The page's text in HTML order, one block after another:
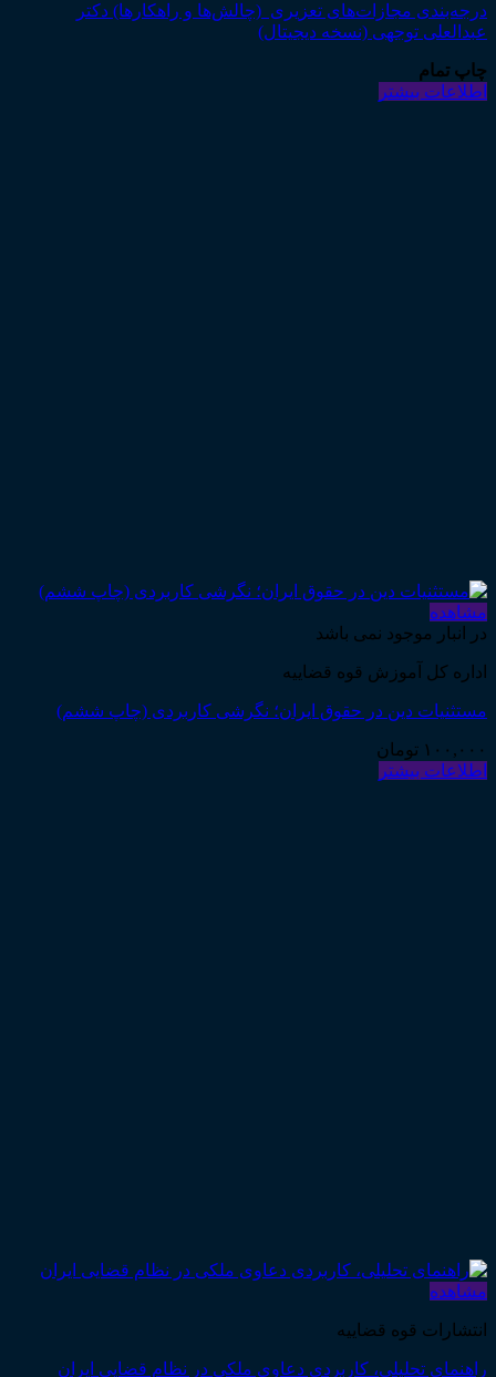
درجه‌بندی مجازات‌های تعزیری (چالش‌ها و راهکارها) دکتر
عبدالعلی توجهی (نسخه دیجیتال)
چاپ تمام
اطلاعات بیشتر
مشاهده
در انبار موجود نمی باشد
اداره کل آموزش قوه قضاییه
مستثنیات دین در حقوق ایران؛ نگرشی کاربردی (چاپ ششم)
۱۰۰,۰۰۰ تومان
اطلاعات بیشتر
مشاهده
انتشارات قوه قضاییه
راهنمای تحلیلی، کاربردی دعاوی ملکی در نظام قضایی ایران